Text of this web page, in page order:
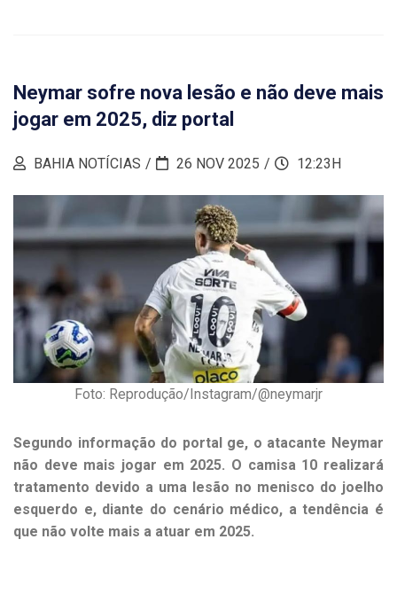
Neymar sofre nova lesão e não deve mais
jogar em 2025, diz portal
BAHIA NOTÍCIAS 26 NOV 2025 12:23H
Foto: Reprodução/Instagram/@neymarjr
Segundo informação do portal ge, o atacante Neymar
não deve mais jogar em 2025. O camisa 10 realizará
tratamento devido a uma lesão no menisco do joelho
esquerdo e, diante do cenário médico, a tendência é
que não volte mais a atuar em 2025.